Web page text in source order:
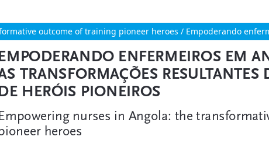
outcome of training pioneer heroes / Empoderando